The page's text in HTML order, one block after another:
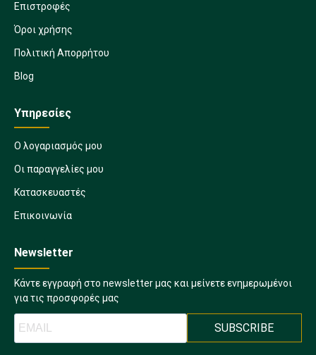
Επιστροφές
Όροι χρήσης
Πολιτική Απορρήτου
Blog
Υπηρεσίες
Ο λογαριασμός μου
Οι παραγγελίες μου
Κατασκευαστές
Επικοινωνία
Newsletter
Κάντε εγγραφή στο newsletter μας και μείνετε ενημερωμένοι
για τις προσφορές μας
SUBSCRIBE